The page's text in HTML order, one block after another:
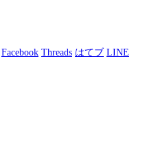
Facebook Threads はてブ LINE